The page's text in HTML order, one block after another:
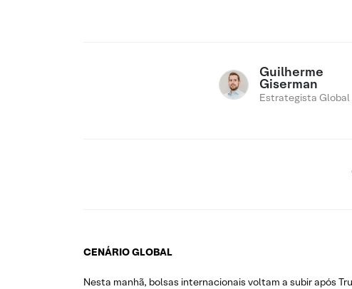
Guilherme
Giserman
Estrategista Global
CENÁRIO GLOBAL
Nesta manhã, bolsas internacionais voltam a subir após